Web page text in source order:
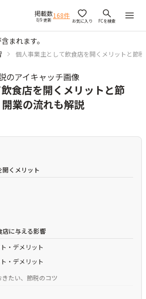
掲載数
8/9 更新 168件
お気に入り FCを検索
まれます。
個人事業主として飲食店を開くメリットと節
食店を開くメリットと節
業の流れも解説
開くメリット
店に与える影響
・デメリット
・デメリット
たい、節税のコツ